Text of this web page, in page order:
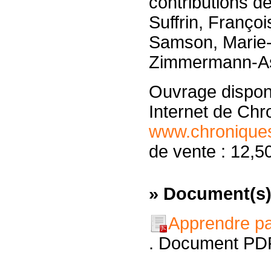
Suffrin,
Samson,
Zimmermann-
Ouvrage
Internet de
de vente :
»
Apprendre
. Document